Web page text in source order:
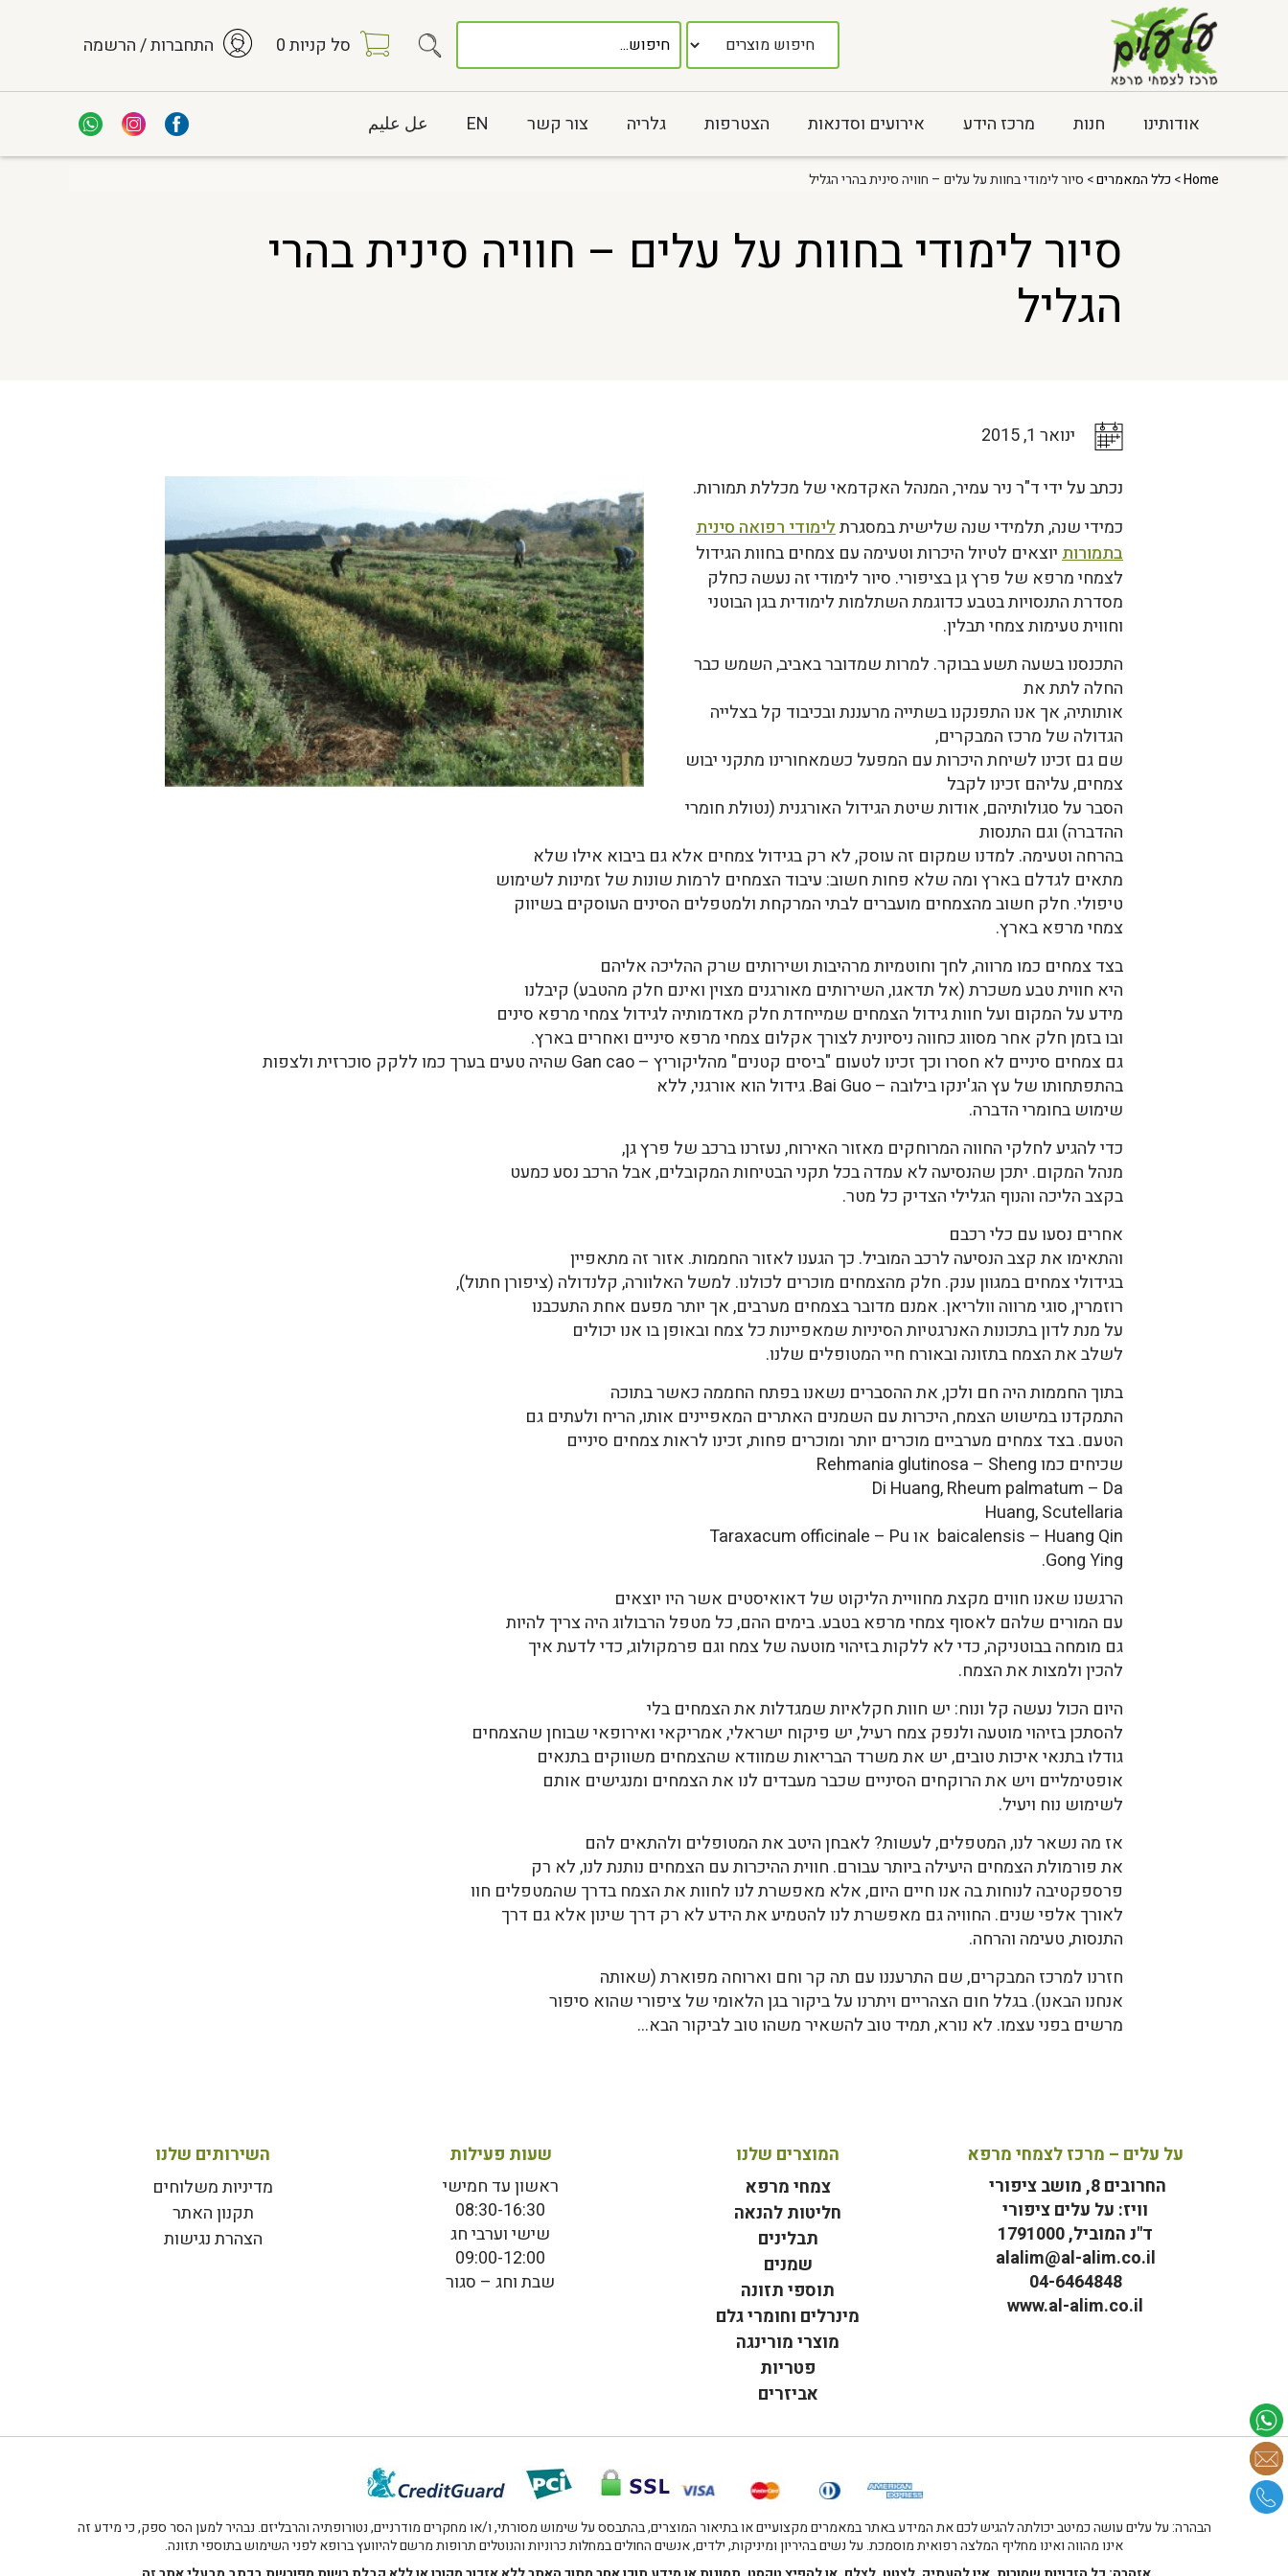
סל קניות0 התחברות / הרשמה
אודותינו חנות מרכז הידע אירועים וסדנאות הצטרפות גלריה צור קשר EN عل عليم
Home
> כלל המאמרים> סיור לימודי בחוות על עלים – חוויה סינית בהרי הגליל
סיור לימודי בחוות על עלים – חוויה סינית בהרי
הגליל
ינואר 1, 2015
נכתב על ידי ד"ר ניר עמיר, המנהל האקדמאי של מכללת תמורות.
כמידי שנה, תלמידי שנה שלישית במסגרתלימודי רפואה סינית
בתמורותיוצאים לטיול היכרות וטעימה עם צמחים בחוות הגידול
לצמחי מרפא של פרץ גן בציפורי. סיור לימודי זה נעשה כחלק
מסדרת התנסויות בטבע כדוגמת השתלמות לימודית בגן הבוטני
וחווית טעימות צמחי תבלין.
התכנסנו בשעה תשע בבוקר. למרות שמדובר באביב, השמש כבר
החלה לתת את
אותותיה, אך אנו התפנקנו בשתייה מרעננת ובכיבוד קל בצלייה
הגדולה של מרכז המבקרים,
שם גם זכינו לשיחת היכרות עם המפעל כשמאחורינו מתקני יבוש
צמחים, עליהם זכינו לקבל
הסבר על סגולותיהם, אודות שיטת הגידול האורגנית (נטולת חומרי
ההדברה) וגם התנסות
בהרחה וטעימה. למדנו שמקום זה עוסק, לא רק בגידול צמחים אלא גם ביבוא אילו שלא
מתאים לגדלם בארץ ומה שלא פחות חשוב: עיבוד הצמחים לרמות שונות של זמינות לשימוש
טיפולי. חלק חשוב מהצמחים מועברים לבתי המרקחת ולמטפלים הסינים העוסקים בשיווק
צמחי מרפא בארץ.
בצד צמחים כמו מרווה, לחך וחוטמיות מרהיבות ושירותים שרק ההליכה אליהם
היא חווית טבע משכרת (אל תדאגו, השירותים מאורגנים מצוין ואינם חלק מהטבע) קיבלנו
מידע על המקום ועל חוות גידול הצמחים שמייחדת חלק מאדמותיה לגידול צמחי מרפא סינים
ובו בזמן חלק אחר מסווג כחווה ניסיונית לצורך אקלום צמחי מרפא סיניים ואחרים בארץ.
גם צמחים סיניים לא חסרו וכך זכינו לטעום "ביסים קטנים" מהליקוריץ – Gan cao שהיה טעים בערך כמו ללקק סוכרזית ולצפות
בהתפתחותו של עץ הג'ינקו בילובה – Bai Guo. גידול הוא אורגני, ללא
שימוש בחומרי הדברה.
כדי להגיע לחלקי החווה המרוחקים מאזור האירוח, נעזרנו ברכב של פרץ גן,
מנהל המקום. יתכן שהנסיעה לא עמדה בכל תקני הבטיחות המקובלים, אבל הרכב נסע כמעט
בקצב הליכה והנוף הגלילי הצדיק כל מטר.
אחרים נסעו עם כלי רכבם
והתאימו את קצב הנסיעה לרכב המוביל. כך הגענו לאזור החממות. אזור זה מתאפיין
בגידולי צמחים במגוון ענק. חלק מהצמחים מוכרים לכולנו. למשל האלוורה, קלנדולה (ציפורן חתול),
רוזמרין, סוגי מרווה וולריאן. אמנם מדובר בצמחים מערבים, אך יותר מפעם אחת התעכבנו
על מנת לדון בתכונות האנרגטיות הסיניות שמאפיינות כל צמח ובאופן בו אנו יכולים
לשלב את הצמח בתזונה ובאורח חיי המטופלים שלנו.
בתוך החממות היה חם ולכן, את ההסברים נשאנו בפתח החממה כאשר בתוכה
התמקדנו במישוש הצמח, היכרות עם השמנים האתרים המאפיינים אותו, הריח ולעתים גם
הטעם. בצד צמחים מערביים מוכרים יותר ומוכרים פחות, זכינו לראות צמחים סיניים
שכיחים כמו Rehmania glutinosa – Sheng
Di Huang, Rheum palmatum – Da
Huang, Scutellaria
baicalensis – Huang Qin או Taraxacum officinale – Pu
Gong Ying.
הרגשנו שאנו חווים מקצת מחוויית הליקוט של דאואיסטים אשר היו יוצאים
עם המורים שלהם לאסוף צמחי מרפא בטבע. בימים ההם, כל מטפל הרבולוג היה צריך להיות
גם מומחה בבוטניקה, כדי לא ללקות בזיהוי מוטעה של צמח וגם פרמקולוג, כדי לדעת איך
להכין ולמצות את הצמח.
היום הכול נעשה קל ונוח: יש חוות חקלאיות שמגדלות את הצמחים בלי
להסתכן בזיהוי מוטעה ולנפק צמח רעיל, יש פיקוח ישראלי, אמריקאי ואירופאי שבוחן שהצמחים
גודלו בתנאי איכות טובים, יש את משרד הבריאות שמוודא שהצמחים משווקים בתנאים
אופטימליים ויש את הרוקחים הסיניים שכבר מעבדים לנו את הצמחים ומנגישים אותם
לשימוש נוח ויעיל.
אז מה נשאר לנו, המטפלים, לעשות? לאבחן היטב את המטופלים ולהתאים להם
את פורמולת הצמחים היעילה ביותר עבורם. חווית ההיכרות עם הצמחים נותנת לנו, לא רק
פרספקטיבה לנוחות בה אנו חיים היום, אלא מאפשרת לנו לחוות את הצמח בדרך שהמטפלים חוו
לאורך אלפי שנים. החוויה גם מאפשרת לנו להטמיע את הידע לא רק דרך שינון אלא גם דרך
התנסות, טעימה והרחה.
חזרנו למרכז המבקרים, שם התרעננו עם תה קר וחם וארוחה מפוארת (שאותה
אנחנו הבאנו). בגלל חום הצהריים ויתרנו על ביקור בגן הלאומי של ציפורי שהוא סיפור
מרשים בפני עצמו. לא נורא, תמיד טוב להשאיר משהו טוב לביקור הבא…
על עלים – מרכז לצמחי מרפא
החרובים 8, מושב ציפורי
וויז: על עלים ציפורי
ד"נ המוביל, 1791000
alalim@al-alim.co.il
04-6464848
www.al-alim.co.il
המוצרים שלנו
צמחי מרפא
חליטות להנאה
תבלינים
שמנים
תוספי תזונה
מינרלים וחומרי גלם
מוצרי מורינגה
פטריות
אביזרים
שעות פעילות
ראשון עד חמישי
08:30-16:30
שישי וערבי חג
09:00-12:00
שבת וחג – סגור
השירותים שלנו
מדיניות משלוחים
תקנון האתר
הצהרת נגישות
הבהרה: על עלים עושה כמיטב יכולתה להגיש לכם את המידע באתר במאמרים מקצועיים או בתיאור המוצרים, בהתבסס על שימוש מסורתי, ו/או מחקרים מודרניים, נטורופתיה והרבליזם. נבהיר למען הסר ספק, כי מידע זה
אינו מהווה ואינו מחליף המלצה רפואית מוסמכת. על נשים בהיריון ומיניקות, ילדים, אנשים החולים במחלות כרוניות והנוטלים תרופות מרשם להיוועץ ברופא לפני השימוש בתוספי תזונה.